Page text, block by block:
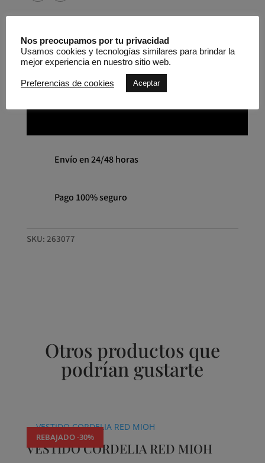
de
punto
sedoso
estampado,
entallado
falda
cantidad
LO
Envío en 24/48 horas
Pago 100% seguro
SKU: 263077
Otros productos que
podrían gustarte
REBAJADO -30%
VESTIDO CORDELIA RED MIOH
Nos preocupamos por tu privacidad
Usamos cookies y tecnologías similares para brindar la
mejor experiencia en nuestro sitio web.
Preferencias de cookies Aceptar